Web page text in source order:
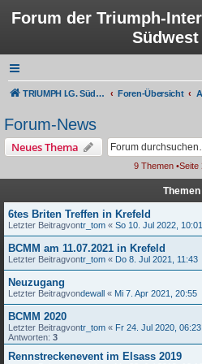
Forum der Triumph-
Südwest
TRIUMPH I.G. Südwest e.V. Foren-Übersicht
Forum-News
Neues Thema
9 Themen •Seite
Themen
6tes Briten Treffen in Krefeld
Letzter Beitragvontr_tom « So 10. Jul 2022, 10:01
BCMM am 11.07.2021 in Krefeld
Letzter Beitragvontr_tom « Do 8. Jul 2021, 11:43
Neuzugang
Letzter Beitragvondewall « Mi 7. Apr 2021, 20:55
BCMM 2020
Letzter Beitragvontr_tom « Fr 24. Jul 2020, 06:23
Antworten: 3
Rennstreckenevent im Elsass 2019